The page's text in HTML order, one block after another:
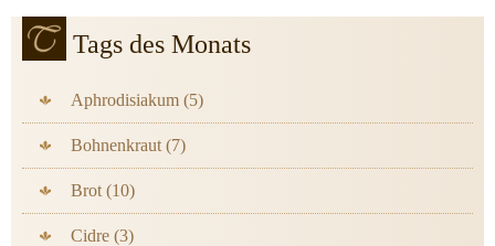
Tags des Monats
Aphrodisiakum (5)
Bohnenkraut (7)
Brot (10)
Cidre (3)